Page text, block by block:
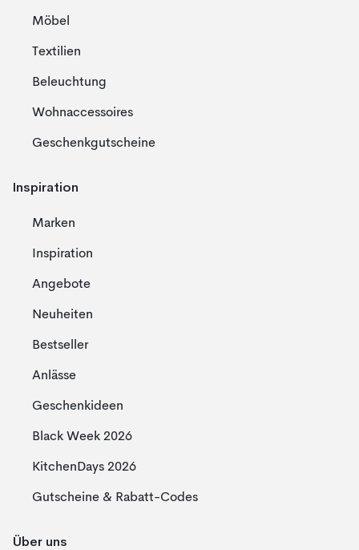
Möbel
Textilien
Beleuchtung
Wohnaccessoires
Geschenkgutscheine
Inspiration
Marken
Inspiration
Angebote
Neuheiten
Bestseller
Anlässe
Geschenkideen
Black Week 2026
KitchenDays 2026
Gutscheine & Rabatt-Codes
Über uns